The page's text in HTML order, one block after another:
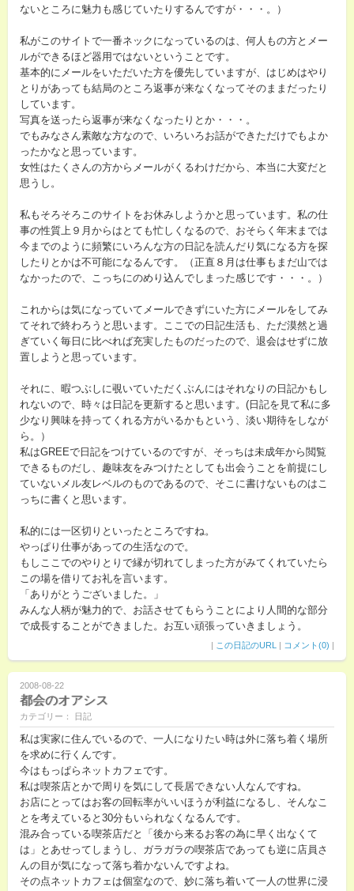
ないところに魅力も感じていたりするんですが・・・。）
私がこのサイトで一番ネックになっているのは、何人もの方とメー
ルができるほど器用ではないということです。
基本的にメールをいただいた方を優先していますが、はじめはやり
とりがあっても結局のところ返事が来なくなってそのままだったり
しています。
写真を送ったら返事が来なくなったりとか・・・。
でもみなさん素敵な方なので、いろいろお話ができただけでもよか
ったかなと思っています。
女性はたくさんの方からメールがくるわけだから、本当に大変だと
思うし。
私もそろそろこのサイトをお休みしようかと思っています。私の仕
事の性質上９月からはとても忙しくなるので、おそらく年末までは
今までのように頻繁にいろんな方の日記を読んだり気になる方を探
したりとかは不可能になるんです。（正直８月は仕事もまだ山では
なかったので、こっちにのめり込んでしまった感じです・・・。）
これからは気になっていてメールできずにいた方にメールをしてみ
てそれで終わろうと思います。ここでの日記生活も、ただ漠然と過
ぎていく毎日に比べれば充実したものだったので、退会はせずに放
置しようと思っています。
それに、暇つぶしに覗いていただくぶんにはそれなりの日記かもし
れないので、時々は日記を更新すると思います。(日記を見て私に多
少なり興味を持ってくれる方がいるかもという、淡い期待をしなが
ら。）
私はGREEで日記をつけているのですが、そっちは未成年から閲覧
できるものだし、趣味友をみつけたとしても出会うことを前提にし
ていないメル友レベルのものであるので、そこに書けないものはこ
っちに書くと思います。
私的には一区切りといったところですね。
やっぱり仕事があっての生活なので。
もしここでのやりとりで縁が切れてしまった方がみてくれていたら
この場を借りてお礼を言います。
「ありがとうございました。」
みんな人柄が魅力的で、お話させてもらうことにより人間的な部分
で成長することができました。お互い頑張っていきましょう。
| この日記のURL | コメント(0) |
2008-08-22
都会のオアシス
カテゴリー： 日記
私は実家に住んでいるので、一人になりたい時は外に落ち着く場所
を求めに行くんです。
今はもっぱらネットカフェです。
私は喫茶店とかで周りを気にして長居できない人なんですね。
お店にとってはお客の回転率がいいほうが利益になるし、そんなこ
とを考えていると30分もいられなくなるんです。
混み合っている喫茶店だと「後から来るお客の為に早く出なくて
は」とあせってしまうし、ガラガラの喫茶店であっても逆に店員さ
んの目が気になって落ち着かないんですよね。
その点ネットカフェは個室なので、妙に落ち着いて一人の世界に浸